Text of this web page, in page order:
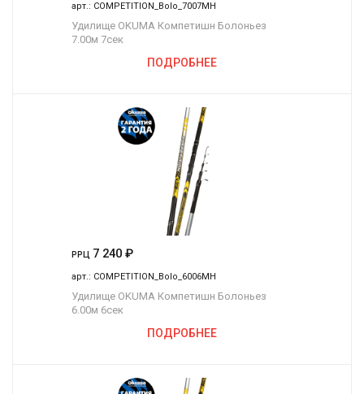
арт.: COMPETITION_Bolo_7007MH
Удилище OKUMA Компетишн Болоньез
7.00м 7сек
ПОДРОБНЕЕ
РРЦ 7 240 ₽
арт.: COMPETITION_Bolo_6006MH
Удилище OKUMA Компетишн Болоньез
6.00м 6сек
ПОДРОБНЕЕ